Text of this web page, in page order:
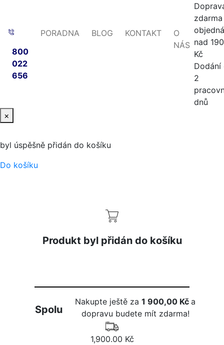
800
022
656
PORADNA BLOG KONTAKT
O
NÁS nad
Kč
Dodání
2
dnů
×
byl úspěšně přidán do košíku
Do košíku
Produkt byl přidán do košíku
Spolu
Nakupte ještě za1 900,00 Kča
dopravu budete mít zdarma!
1,900.00 Kč